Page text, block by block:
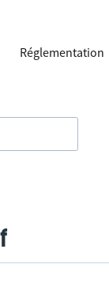
Réglementation